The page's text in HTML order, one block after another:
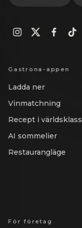
Gastrona-appen
Ladda ner
Vinmatchning
Recept i världsklass
AI sommelier
Restaurangläge
För företag